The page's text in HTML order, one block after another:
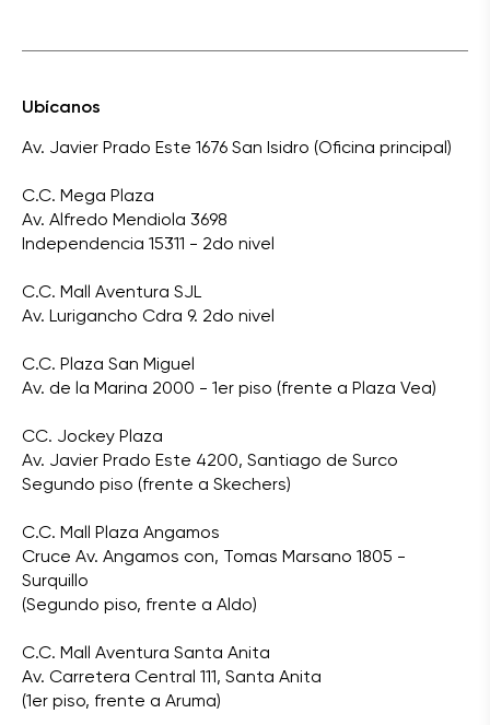
Ubícanos
Av. Javier Prado Este 1676 San Isidro (Oficina principal)
C.C. Mega Plaza
Av. Alfredo Mendiola 3698
Independencia 15311 - 2do nivel
C.C. Mall Aventura SJL
Av. Lurigancho Cdra 9. 2do nivel
C.C. Plaza San Miguel
Av. de la Marina 2000 - 1er piso (frente a Plaza Vea)
CC. Jockey Plaza
Av. Javier Prado Este 4200, Santiago de Surco
Segundo piso (frente a Skechers)
C.C. Mall Plaza Angamos
Cruce Av. Angamos con, Tomas Marsano 1805 -
Surquillo
(Segundo piso, frente a Aldo)
C.C. Mall Aventura Santa Anita
Av. Carretera Central 111, Santa Anita
(1er piso, frente a Aruma)